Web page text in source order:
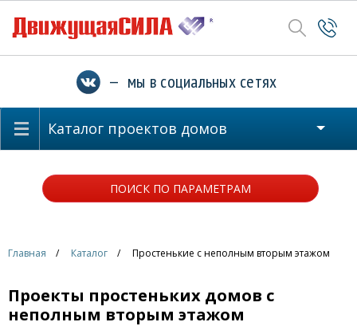
— мы в социальных сетях
Каталог проектов домов
ПОИСК ПО ПАРАМЕТРАМ
Главная Каталог Простенькие с неполным вторым этажом
Проекты простеньких домов с
неполным вторым этажом